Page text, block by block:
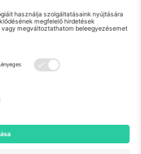
tekintse meg az
és a Feltételeket.,